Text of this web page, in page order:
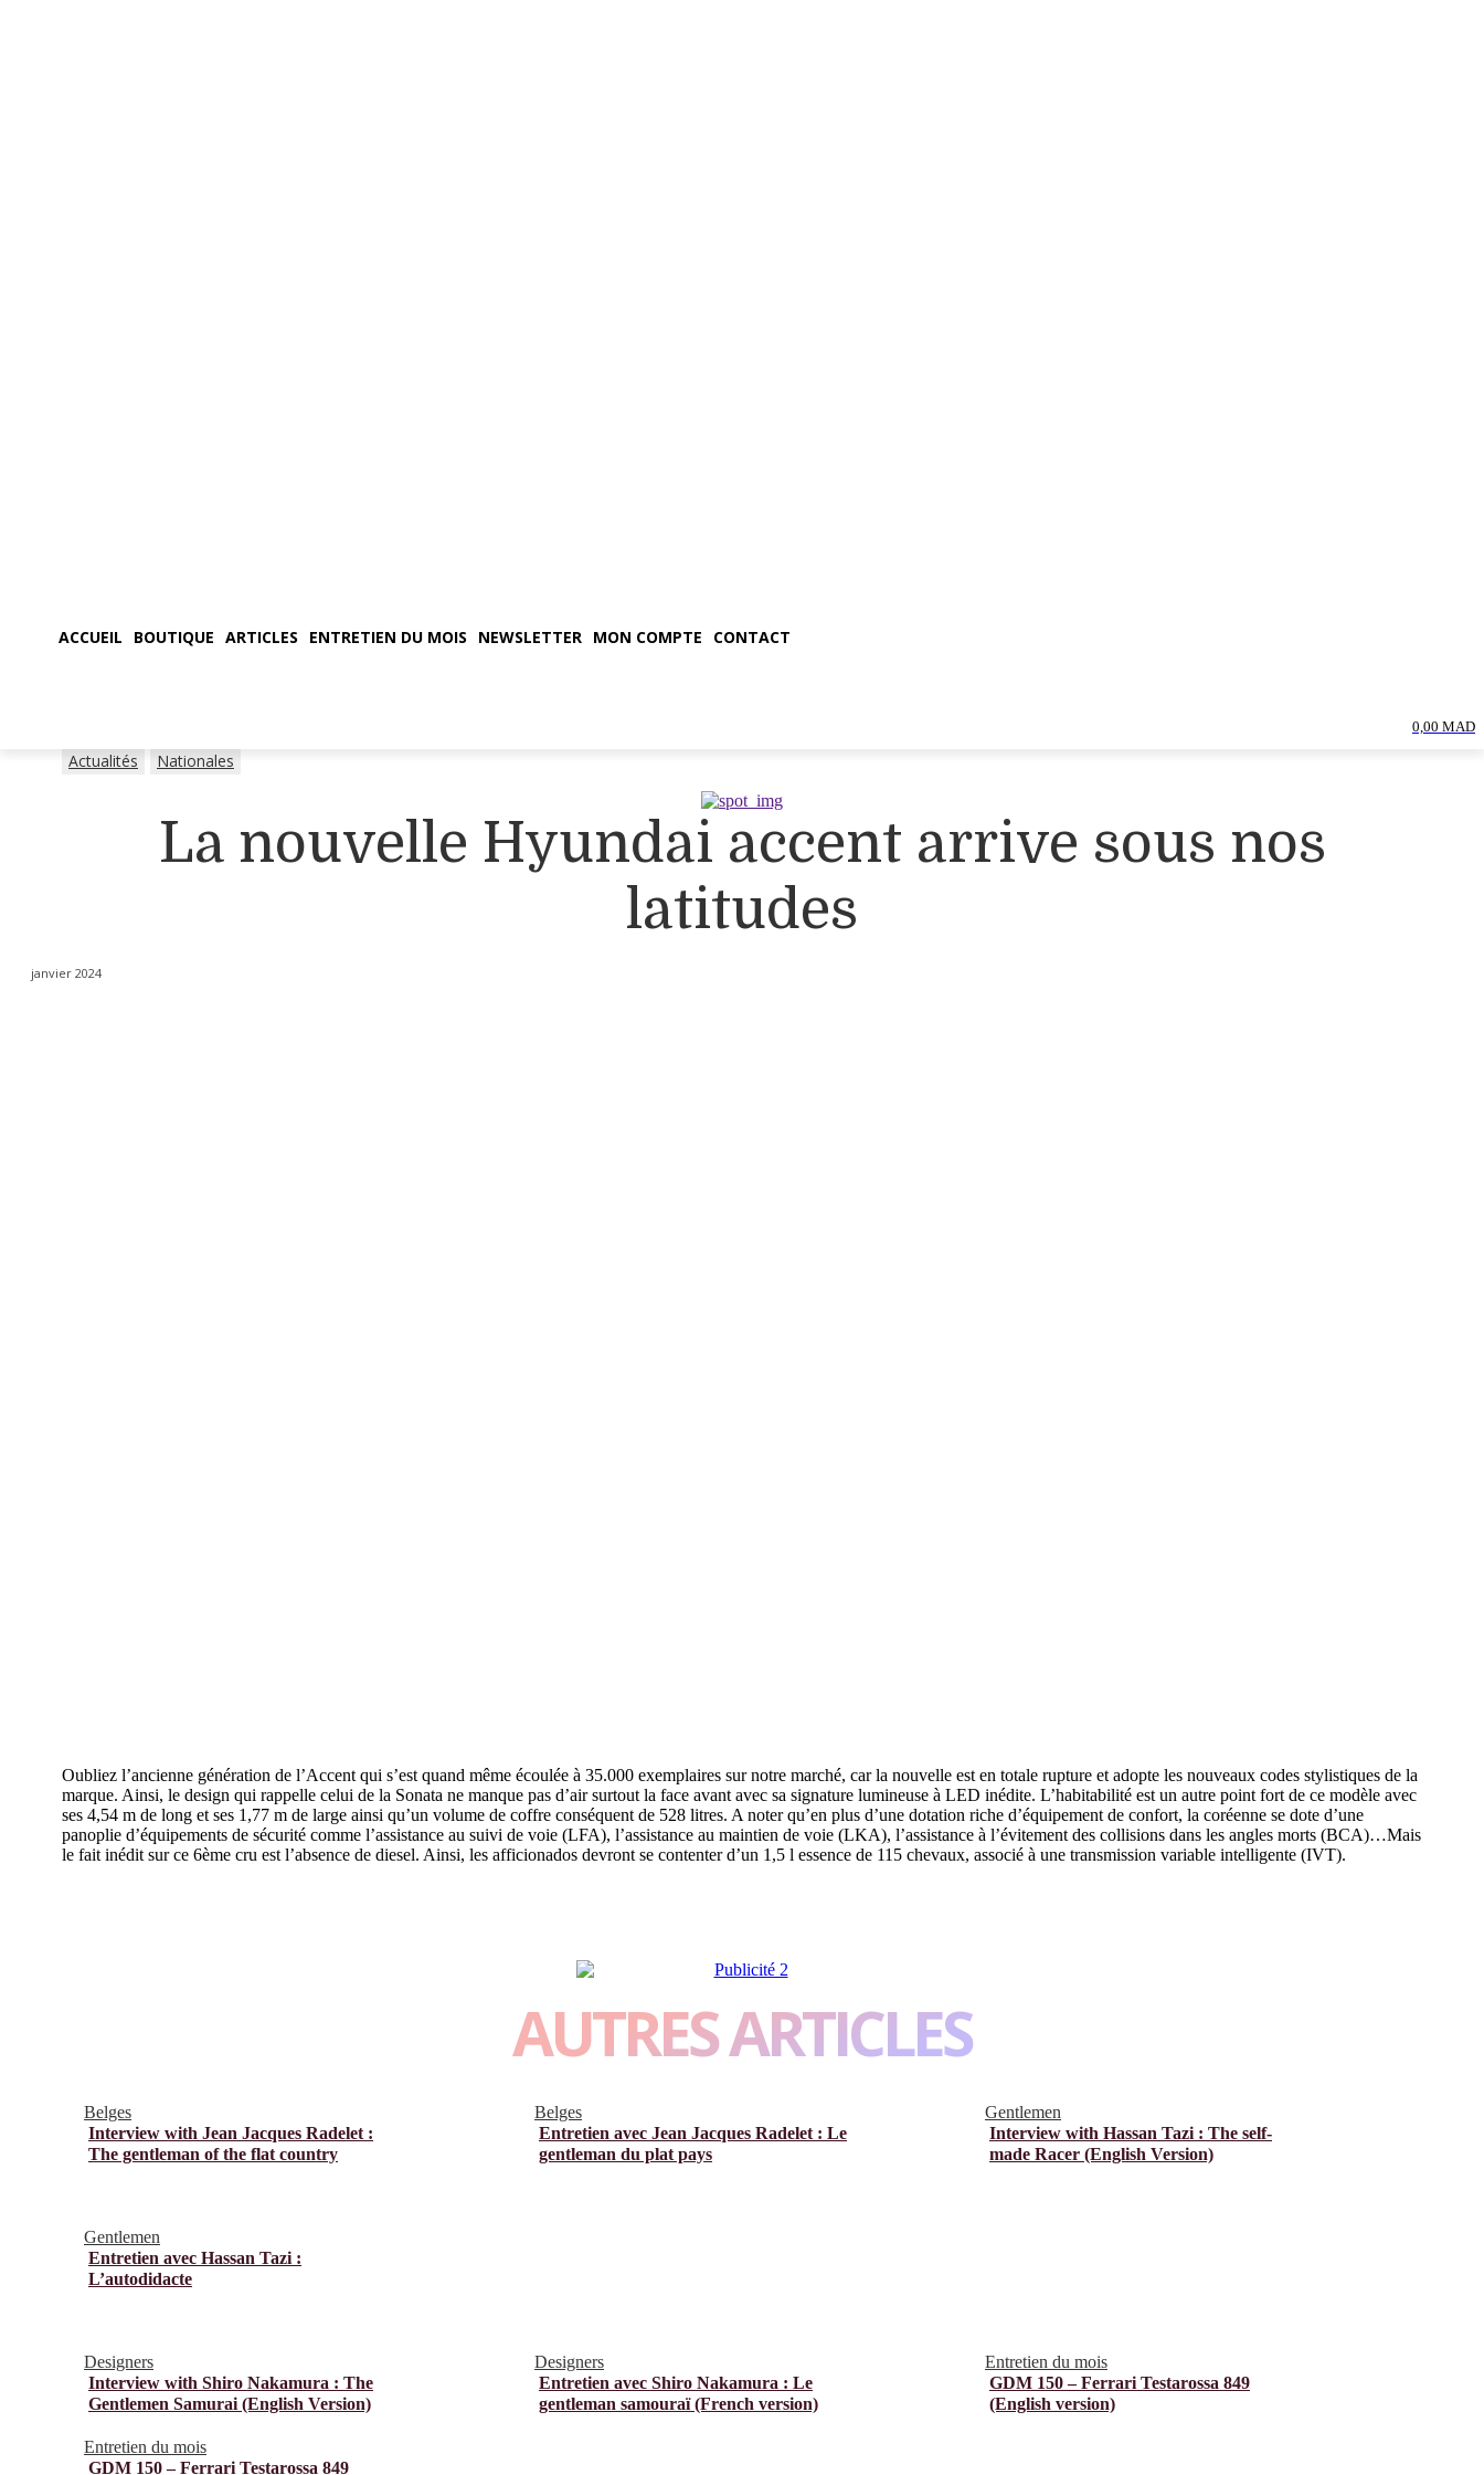
ACCUEIL BOUTIQUE ARTICLES ENTRETIEN DU MOIS NEWSLETTER MON COMPTE CONTACT
0,00 MAD
Actualités Nationales
La nouvelle Hyundai accent arrive sous nos
latitudes
janvier 2024
Oubliez l’ancienne génération de l’Accent qui s’est quand même écoulée à 35.000 exemplaires sur notre marché, car la nouvelle est en totale rupture et adopte les nouveaux codes stylistiques de la
marque. Ainsi, le design qui rappelle celui de la Sonata ne manque pas d’air surtout la face avant avec sa signature lumineuse à LED inédite. L’habitabilité est un autre point fort de ce modèle avec
ses 4,54 m de long et ses 1,77 m de large ainsi qu’un volume de coffre conséquent de 528 litres. A noter qu’en plus d’une dotation riche d’équipement de confort, la coréenne se dote d’une
panoplie d’équipements de sécurité comme l’assistance au suivi de voie (LFA), l’assistance au maintien de voie (LKA), l’assistance à l’évitement des collisions dans les angles morts (BCA)…Mais
le fait inédit sur ce 6ème cru est l’absence de diesel. Ainsi, les afficionados devront se contenter d’un 1,5 l essence de 115 chevaux, associé à une transmission variable intelligente (IVT).
AUTRES ARTICLES
Belges
Interview with Jean Jacques Radelet :
The gentleman of the flat country
Belges
Entretien avec Jean Jacques Radelet : Le
gentleman du plat pays
Gentlemen
Interview with Hassan Tazi : The self-
made Racer (English Version)
Gentlemen
Entretien avec Hassan Tazi :
L’autodidacte
Designers
Interview with Shiro Nakamura : The
Gentlemen Samurai (English Version)
Designers
Entretien avec Shiro Nakamura : Le
gentleman samouraï (French version)
Entretien du mois
GDM 150 – Ferrari Testarossa 849
(English version)
Entretien du mois
GDM 150 – Ferrari Testarossa 849